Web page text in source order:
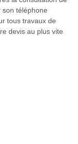
téléphone
tous travaux de
devis au plus vite